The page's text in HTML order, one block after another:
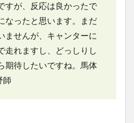
すが、反応は良かったで
なったと思います。まだ
ませんが、キャンターに
走れますし、どっしりし
期待したいですね。馬体
師